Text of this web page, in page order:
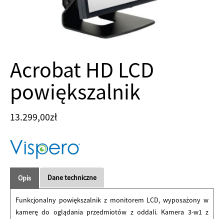
Acrobat HD LCD
powiększalnik
13.299,00zł
Opis Dane techniczne
Funkcjonalny powiększalnik z monitorem LCD, wyposażony w
kamerę do oglądania przedmiotów z oddali. Kamera 3-w1 z